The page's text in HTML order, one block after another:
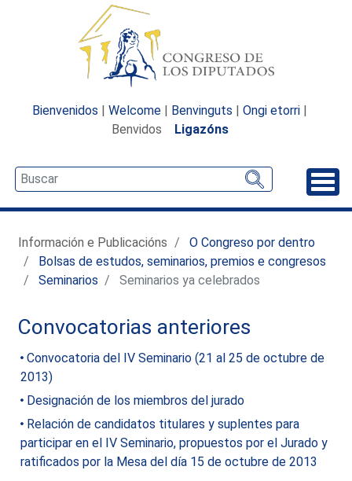
Bienvenidos | Welcome | Benvinguts | Ongi etorri |
Benvidos Ligazóns
Información e Publicacións
O Congreso por dentro
Bolsas de estudos, seminarios, premios e congresos
Seminarios
Seminarios ya celebrados
Convocatorias anteriores
Convocatoria del IV Seminario (21 al 25 de octubre de
2013)
Designación de los miembros del jurado
Relación de candidatos titulares y suplentes para
participar en el IV Seminario, propuestos por el Jurado y
ratificados por la Mesa del día 15 de octubre de 2013